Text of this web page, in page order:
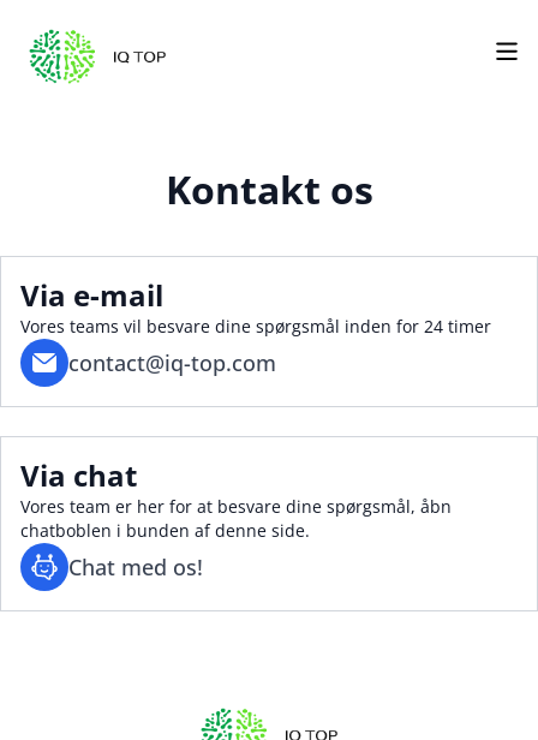
Kontakt os
Via e-mail
Vores teams vil besvare dine spørgsmål inden for 24 timer
contact@iq-top.com
Via chat
Vores team er her for at besvare dine spørgsmål, åbn
chatboblen i bunden af denne side.
Chat med os!